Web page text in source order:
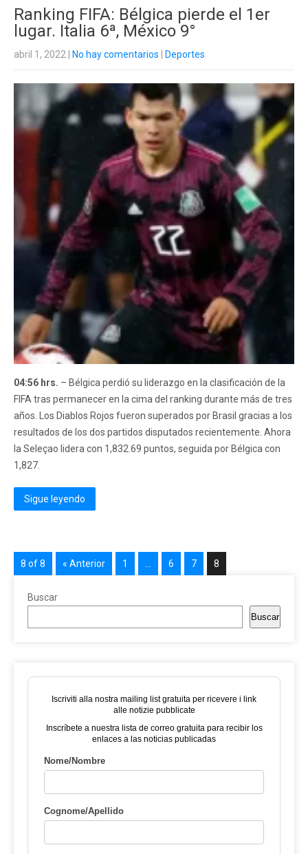
Ranking FIFA: Bélgica pierde el 1er
lugar. Italia 6ª, México 9°
abril 1, 2022 No hay comentarios Deportes
04:56 hrs. – Bélgica perdió su liderazgo en la clasificación de la
FIFA tras permanecer en la cima del ranking durante más de tres
años. Los Diablos Rojos fueron superados por Brasil gracias a los
resultados de los dos partidos disputados recientemente. Ahora
la Seleçao lidera con 1,832.69 puntos, seguida por Bélgica con
1,827.
Sigue leyendo
8 of 8 « Anterior 1 6 7 8
Buscar
Buscar
Iscriviti alla nostra mailing list gratuita per ricevere i link
alle notizie pubblicate
Inscríbete a nuestra lista de correo gratuita para recibir los
enlaces a las noticias publicadas
Nome/Nombre
Cognome/Apellido